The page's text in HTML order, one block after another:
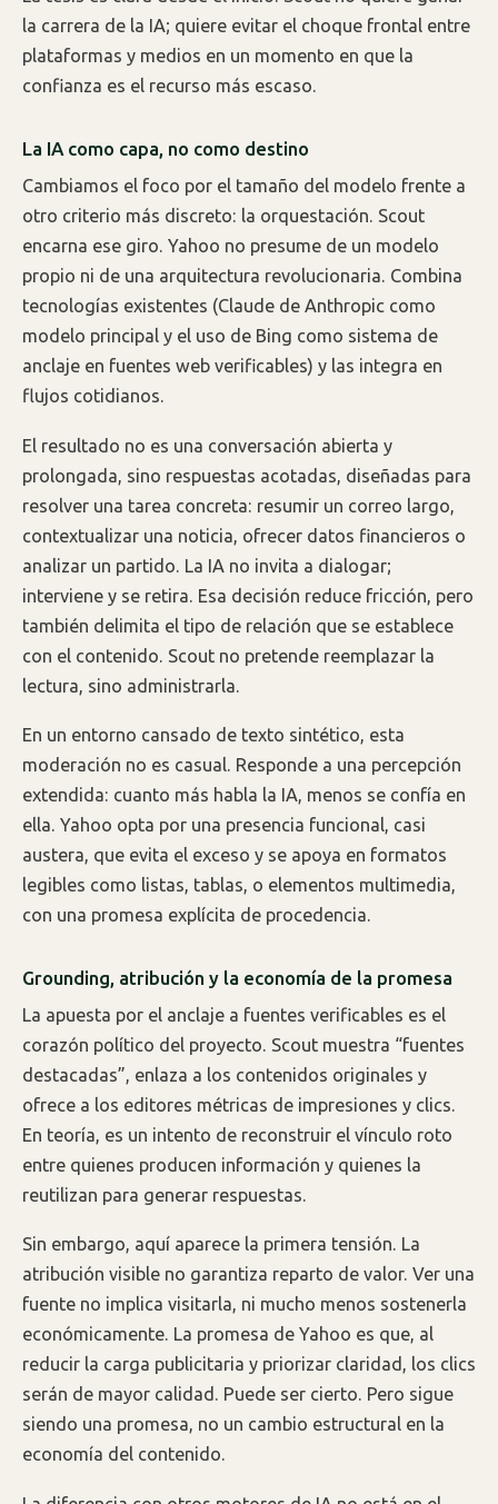
la carrera de la IA; quiere evitar el choque frontal entre
plataformas y medios en un momento en que la
confianza es el recurso más escaso.
La IA como capa, no como destino
Cambiamos el foco por el tamaño del modelo frente a
otro criterio más discreto: la orquestación. Scout
encarna ese giro. Yahoo no presume de un modelo
propio ni de una arquitectura revolucionaria. Combina
tecnologías existentes (Claude de Anthropic como
modelo principal y el uso de Bing como sistema de
anclaje en fuentes web verificables) y las integra en
flujos cotidianos.
El resultado no es una conversación abierta y
prolongada, sino respuestas acotadas, diseñadas para
resolver una tarea concreta: resumir un correo largo,
contextualizar una noticia, ofrecer datos financieros o
analizar un partido. La IA no invita a dialogar;
interviene y se retira. Esa decisión reduce fricción, pero
también delimita el tipo de relación que se establece
con el contenido. Scout no pretende reemplazar la
lectura, sino administrarla.
En un entorno cansado de texto sintético, esta
moderación no es casual. Responde a una percepción
extendida: cuanto más habla la IA, menos se confía en
ella. Yahoo opta por una presencia funcional, casi
austera, que evita el exceso y se apoya en formatos
legibles como listas, tablas, o elementos multimedia,
con una promesa explícita de procedencia.
Grounding, atribución y la economía de la promesa
La apuesta por el anclaje a fuentes verificables es el
corazón político del proyecto. Scout muestra “fuentes
destacadas”, enlaza a los contenidos originales y
ofrece a los editores métricas de impresiones y clics.
En teoría, es un intento de reconstruir el vínculo roto
entre quienes producen información y quienes la
reutilizan para generar respuestas.
Sin embargo, aquí aparece la primera tensión. La
atribución visible no garantiza reparto de valor. Ver una
fuente no implica visitarla, ni mucho menos sostenerla
económicamente. La promesa de Yahoo es que, al
reducir la carga publicitaria y priorizar claridad, los clics
serán de mayor calidad. Puede ser cierto. Pero sigue
siendo una promesa, no un cambio estructural en la
economía del contenido.